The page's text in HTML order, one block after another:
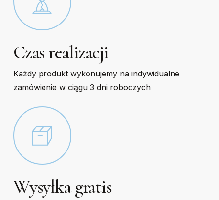
Czas realizacji
Każdy produkt wykonujemy na indywidualne
zamówienie w ciągu 3 dni roboczych
Wysyłka gratis